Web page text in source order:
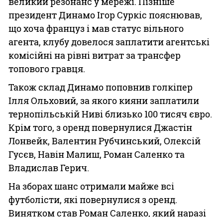
президент Динамо Ігор Суркіс пояснював,
що хоча француз і мав статус вільного
агента, клубу довелося заплатити агентські
комісійні на рівні витрат за трансфер
топового гравця.
Також склад Динамо поповнив голкіпер
Ілля Ольховий, за якого кияни заплатили
тернопільській Ниві близько 100 тисяч євро.
Крім того, з оренд повернулися Джастін
Лонвейк, Валентин Рубчинський, Олексій
Гусєв, Навін Малиш, Роман Саленко та
Владислав Герич.
На зборах шанс отримали майже всі
футболісти, які повернулися з оренд.
Винятком став Роман Саленко, який наразі